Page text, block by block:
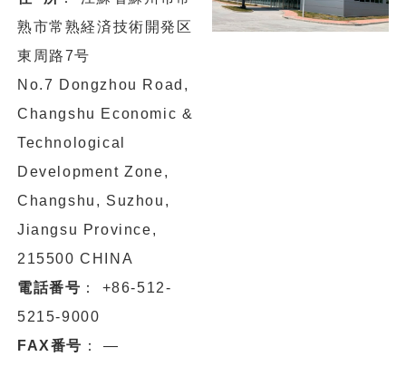
熟市常熟経済技術開発区
東周路7号
No.7 Dongzhou Road,
Changshu Economic &
Technological
Development Zone,
Changshu, Suzhou,
Jiangsu Province,
215500 CHINA
電話番号 ： +86-512-
5215-9000
FAX番号 ： ―